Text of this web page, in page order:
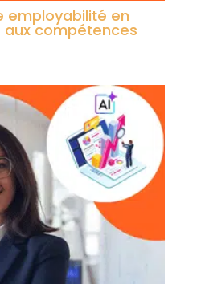
employabilité en
compétences